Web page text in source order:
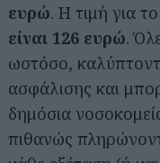
ευρώ. Η τιμή για
είναι 126 ευρώ.
ωστόσο,
ασφάλισης και
δημόσια
πιθανώς